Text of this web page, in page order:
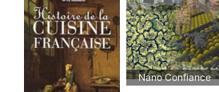
Nano Confiance